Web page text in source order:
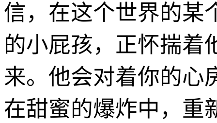
信，在这个世界的某
的小屁孩，正怀揣着
来。他会对着你的心
在甜蜜的爆炸中，